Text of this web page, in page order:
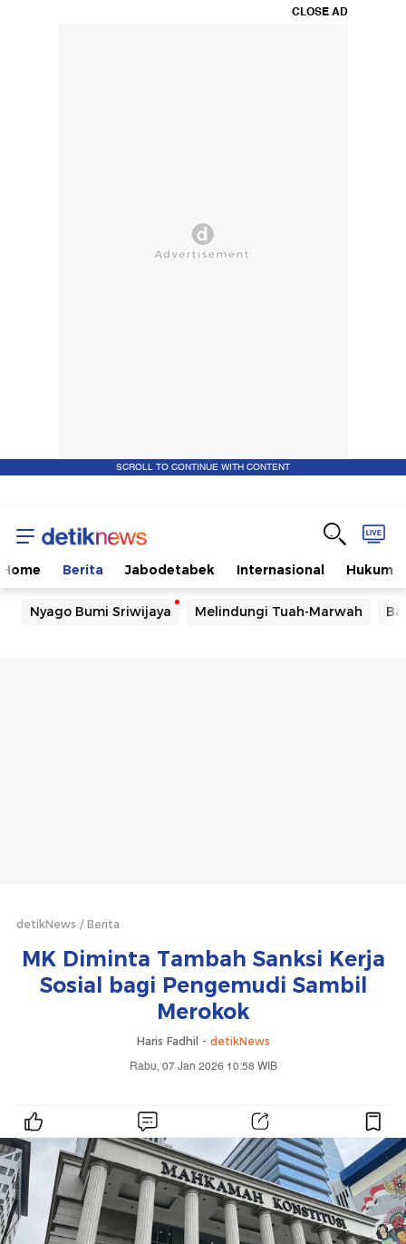
CLOSE AD
SCROLL TO CONTINUE WITH CONTENT
Home Berita Jabodetabek Internasional Hukum
Nyago Bumi Sriwijaya Melindungi Tuah-Marwah
detikNews Berita
MK Diminta Tambah Sanksi Kerja
Sosial bagi Pengemudi Sambil
Merokok
Haris Fadhil - detikNews
Rabu, 07 Jan 2026 10:58 WIB